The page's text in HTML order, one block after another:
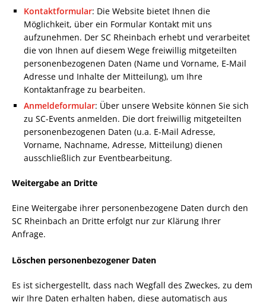
Kontaktformular: Die Website bietet Ihnen die
Möglichkeit, über ein Formular Kontakt mit uns
aufzunehmen. Der SC Rheinbach erhebt und verarbeitet
die von Ihnen auf diesem Wege freiwillig mitgeteilten
personenbezogenen Daten (Name und Vorname, E-Mail
Adresse und Inhalte der Mitteilung), um Ihre
Kontaktanfrage zu bearbeiten.
Anmeldeformular: Über unsere Website können Sie sich
zu SC-Events anmelden. Die dort freiwillig mitgeteilten
personenbezogenen Daten (u.a. E-Mail Adresse,
Vorname, Nachname, Adresse, Mitteilung) dienen
ausschließlich zur Eventbearbeitung.
Weitergabe an Dritte
Eine Weitergabe ihrer personenbezogene Daten durch den
SC Rheinbach an Dritte erfolgt nur zur Klärung Ihrer
Anfrage.
Löschen personenbezogener Daten
Es ist sichergestellt, dass nach Wegfall des Zweckes, zu dem
wir Ihre Daten erhalten haben, diese automatisch aus